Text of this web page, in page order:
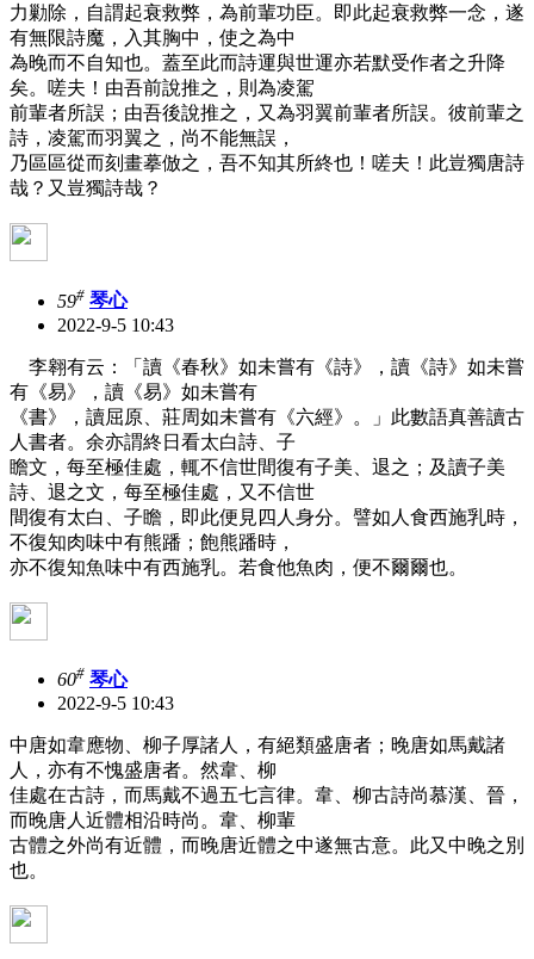
力勦除，自謂起衰救弊，為前輩功臣。即此起衰救弊一念，遂
有無限詩魔，入其胸中，使之為中
為晚而不自知也。蓋至此而詩運與世運亦若默受作者之升降
矣。嗟夫！由吾前說推之，則為凌駕
前輩者所誤；由吾後說推之，又為羽翼前輩者所誤。彼前輩之
詩，凌駕而羽翼之，尚不能無誤，
乃區區從而刻畫摹倣之，吾不知其所終也！嗟夫！此豈獨唐詩
哉？又豈獨詩哉？
59# 琴心
2022-9-5 10:43
李翱有云：「讀《春秋》如未嘗有《詩》，讀《詩》如未嘗
有《易》，讀《易》如未嘗有
《書》，讀屈原、莊周如未嘗有《六經》。」此數語真善讀古
人書者。余亦謂終日看太白詩、子
瞻文，每至極佳處，輒不信世間復有子美、退之；及讀子美
詩、退之文，每至極佳處，又不信世
間復有太白、子瞻，即此便見四人身分。譬如人食西施乳時，
不復知肉味中有熊蹯；飽熊蹯時，
亦不復知魚味中有西施乳。若食他魚肉，便不爾爾也。
60# 琴心
2022-9-5 10:43
中唐如韋應物、柳子厚諸人，有絕類盛唐者；晚唐如馬戴諸
人，亦有不愧盛唐者。然韋、柳
佳處在古詩，而馬戴不過五七言律。韋、柳古詩尚慕漢、晉，
而晚唐人近體相沿時尚。韋、柳輩
古體之外尚有近體，而晚唐近體之中遂無古意。此又中晚之別
也。